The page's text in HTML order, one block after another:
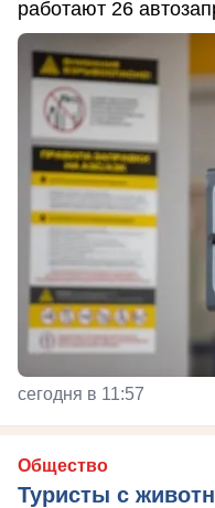
работают 26
сегодня в 11:57
Общество
Туристы с